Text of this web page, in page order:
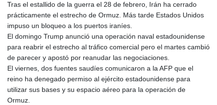
4958.406278
MKD 61.485437
MMK
2421.811214
MNT
4147.977671
MOP 9.318746
MRU 46.234691
MUR 54.148043
Tras el estallido de la guerra el 28 de febrero, Irán ha cerrado
prácticamente el estrecho de Ormuz. Más tarde Estados Unidos
impuso un bloqueo a los puertos iraníes.
El domingo Trump anunció una operación naval estadounidense
para reabrir el estrecho al tráfico comercial pero el martes cambió
de parecer y apostó por reanudar las negociaciones.
El viernes, dos fuentes saudíes comunicaron a la AFP que el
reino ha denegado permiso al ejército estadounidense para
utilizar sus bases y su espacio aéreo para la operación de
Ormuz.